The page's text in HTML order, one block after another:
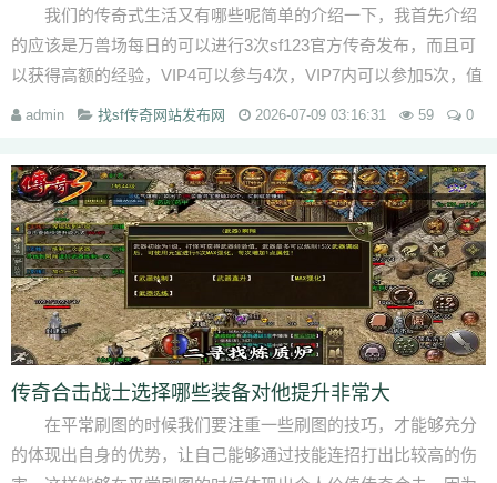
我们的传奇式生活又有哪些呢简单的介绍一下，我首先介绍
的应该是万兽场每日的可以进行3次sf123官方传奇发布，而且可
以获得高额的经验，VIP4可以参与4次，VIP7内可以参加5次，值
得惊...
admin 找sf传奇网站发布网 2026-07-09 03:16:31 59 0
传奇合击战士选择哪些装备对他提升非常大
在平常刷图的时候我们要注重一些刷图的技巧，才能够充分
的体现出自身的优势，让自己能够通过技能连招打出比较高的伤